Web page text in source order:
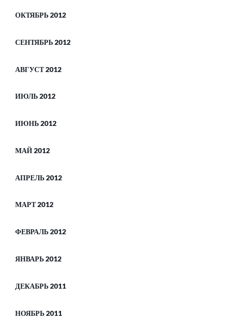
ОКТЯБРЬ 2012
СЕНТЯБРЬ 2012
АВГУСТ 2012
ИЮЛЬ 2012
ИЮНЬ 2012
МАЙ 2012
АПРЕЛЬ 2012
МАРТ 2012
ФЕВРАЛЬ 2012
ЯНВАРЬ 2012
ДЕКАБРЬ 2011
НОЯБРЬ 2011